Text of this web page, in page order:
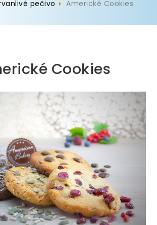
pečivo
Americké Cookies
Cookies